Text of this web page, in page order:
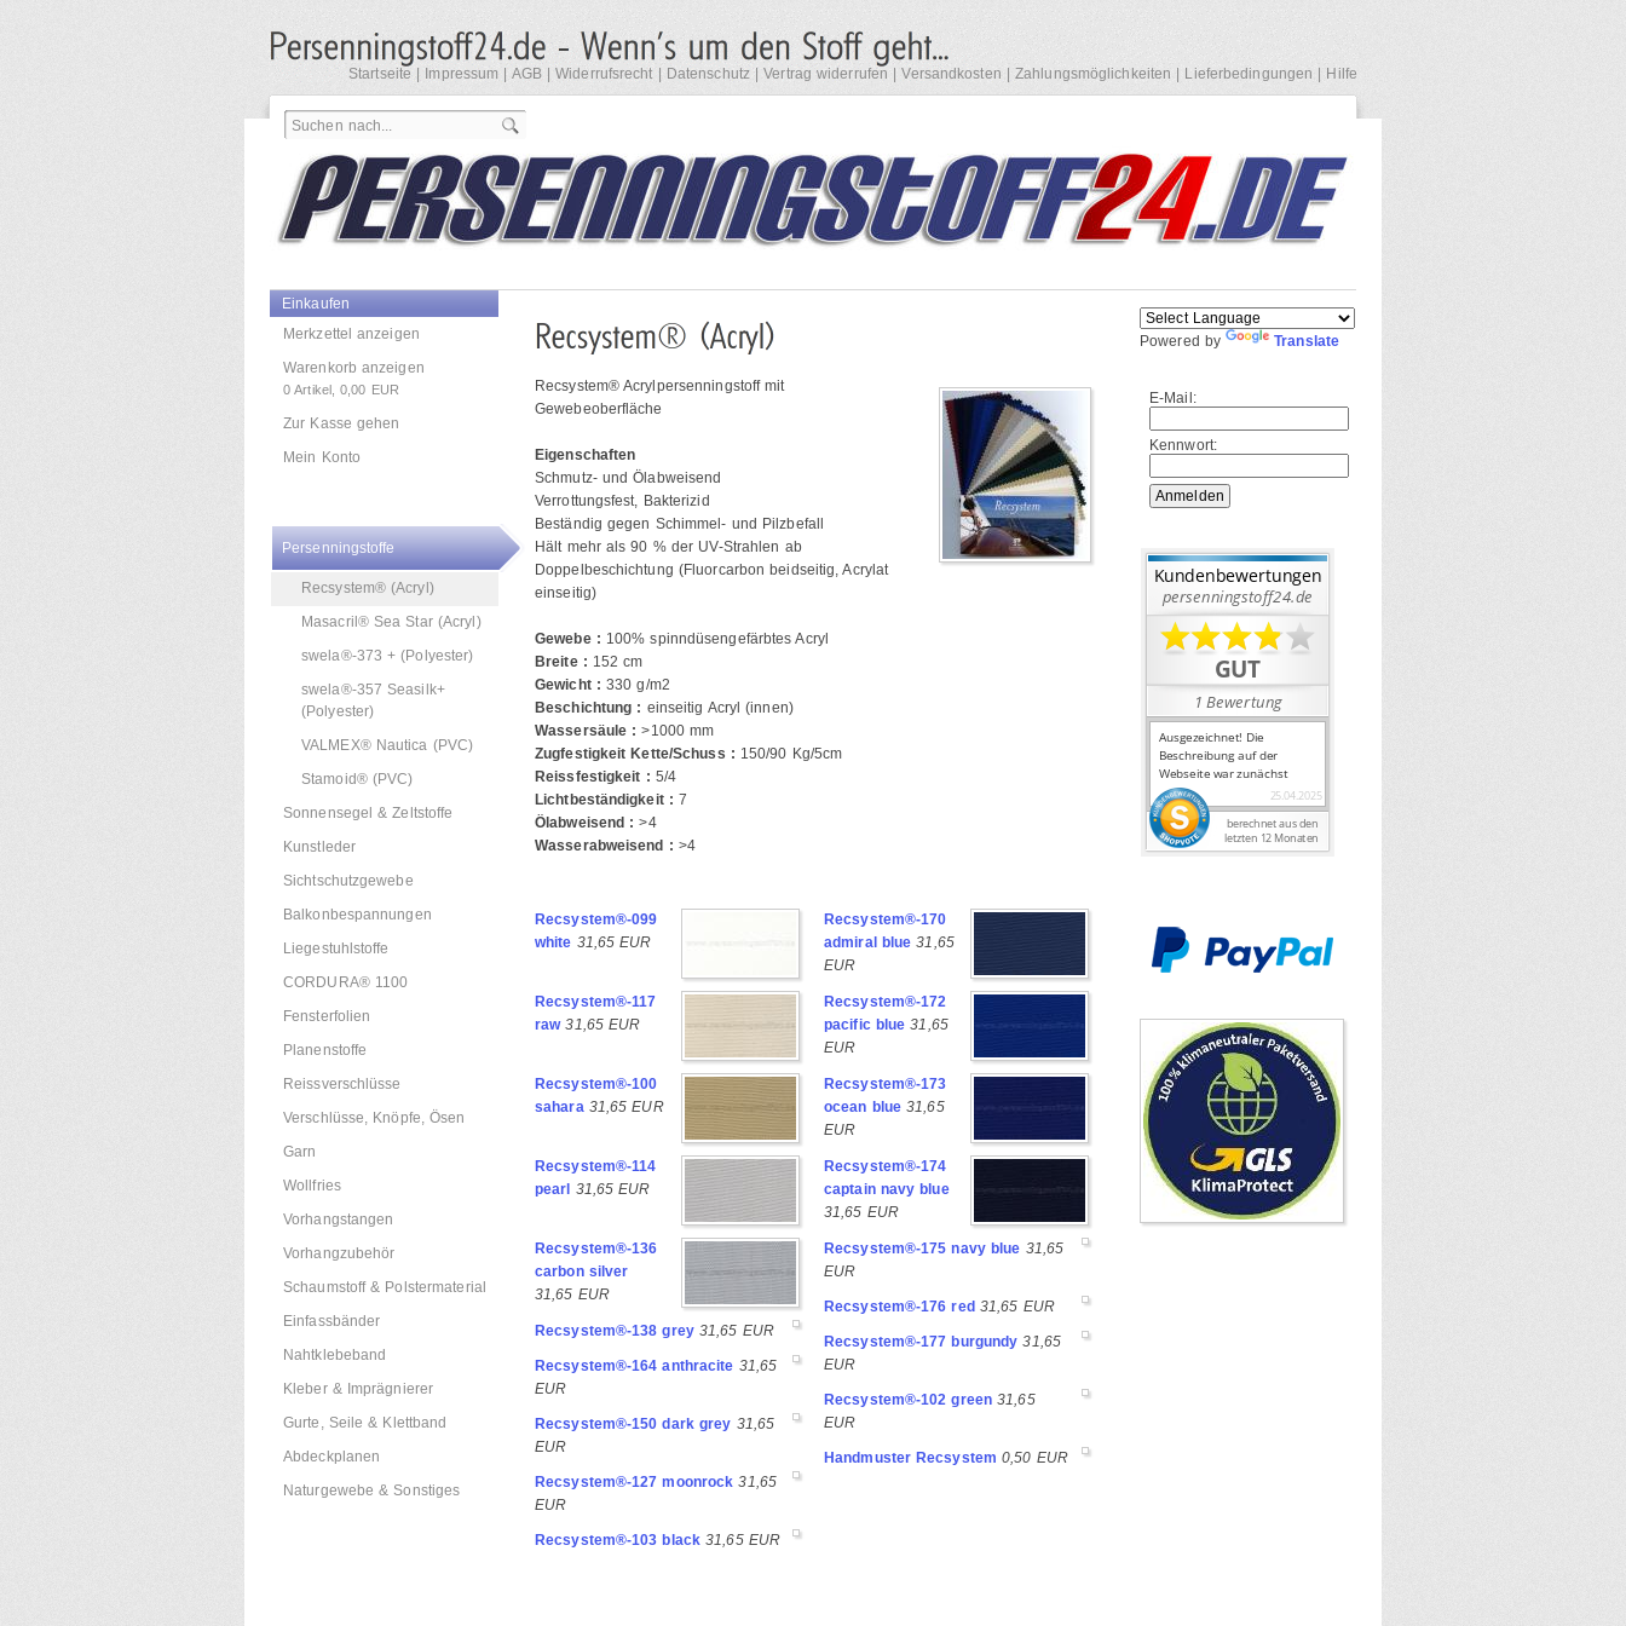
Startseite| Impressum AGB|Widerrufsrecht| Datenschutz|Vertrag widerrufen |Versandkosten |Zahlungsmöglichkeiten Lieferbedingungen Hilfe
Einkaufen
Merkzettel anzeigen
Warenkorb anzeigen
0 Artikel,0,00 EUR
Zur Kasse gehen
Mein Konto
Persenningstoffe
Recsystem® (Acryl)
Masacril® Sea Star (Acryl)
swela®-373 + (Polyester)
swela®-357 Seasilk+
(Polyester)
VALMEX® Nautica (PVC)
Stamoid® (PVC)
Sonnensegel & Zeltstoffe
Kunstleder
Sichtschutzgewebe
Balkonbespannungen
Liegestuhlstoffe
CORDURA® 1100
Fensterfolien
Planenstoffe
Reissverschlüsse
Verschlüsse, Knöpfe, Ösen
Garn
Wollfries
Vorhangstangen
Vorhangzubehör
Schaumstoff & Polstermaterial
Einfassbänder
Nahtklebeband
Kleber & Imprägnierer
Gurte, Seile & Klettband
Abdeckplanen
Naturgewebe & Sonstiges
Recsystem® Acrylpersenningstoff mit
Gewebeoberfläche
Eigenschaften
Schmutz- und Ölabweisend
Verrottungsfest, Bakterizid
Beständig gegen Schimmel- und Pilzbefall
Hält mehr als 90 % der UV-Strahlen ab
Doppelbeschichtung (Fluorcarbon beidseitig, Acrylat
einseitig)
Gewebe : 100% spinndüsengefärbtes Acryl
Breite : 152 cm
Gewicht : 330 g/m2
Beschichtung : einseitig Acryl (innen)
Wassersäule : >1000 mm
Zugfestigkeit Kette/Schuss : 150/90 Kg/5cm
Reissfestigkeit : 5/4
Lichtbeständigkeit :7
Ölabweisend : >4
Wasserabweisend : >4
Recsystem®-099
white 31,65 EUR
Recsystem®-117
raw 31,65 EUR
Recsystem®-100
sahara 31,65 EUR
Recsystem®-114
pearl 31,65 EUR
Recsystem®-136
carbon silver
31,65 EUR
Recsystem®-138 grey 31,65 EUR
Recsystem®-164 anthracite 31,65
EUR
Recsystem®-150 dark grey 31,65
EUR
Recsystem®-127 moonrock 31,65
EUR
Recsystem®-103 black 31,65 EUR
Recsystem®-170
admiral blue 31,65
EUR
Recsystem®-172
pacific blue 31,65
EUR
Recsystem®-173
ocean blue 31,65
EUR
Recsystem®-174
captain navy blue
31,65 EUR
Recsystem®-175 navy blue 31,65
EUR
Recsystem®-176 red 31,65 EUR
Recsystem®-177 burgundy 31,65
EUR
Recsystem®-102 green 31,65
EUR
Handmuster Recsystem 0,50 EUR
Powered by Translate
E-Mail:
Kennwort: